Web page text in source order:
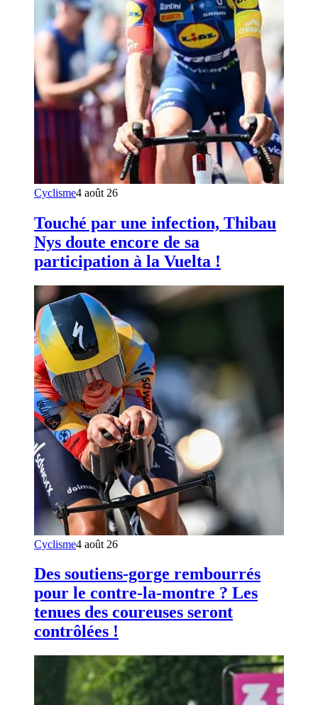
Cyclisme4 août 26
Touché par une infection, Thibau
Nys doute encore de sa
participation à la Vuelta !
Cyclisme4 août 26
Des soutiens-gorge rembourrés
pour le contre-la-montre ? Les
tenues des coureuses seront
contrôlées !